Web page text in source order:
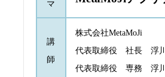
マ
講
師
株式会社MetaMoJi
代表取締役 社長 浮
代表取締役 専務 浮